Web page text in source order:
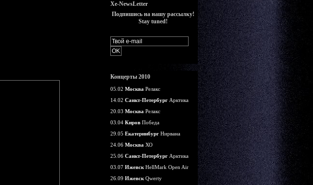
Xe-NewsLetter
Подпишись на нашу рассылку!
Stay tuned!
Концерты 2010
05.02 Москва Релакс
14.02 Санкт-Петербург Арктика
20.03 Москва Релакс
03.04 Киров Победа
29.05 Екатеринбург Нирвана
24.06 Москва ХО
25.06 Санкт-Петербург Арктика
03.07 Ижевск HellMark Open Air
26.09 Ижевск Qwerty